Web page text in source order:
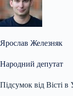
Ярослав Железняк
Народний депутат
Підсумок від Вісті в